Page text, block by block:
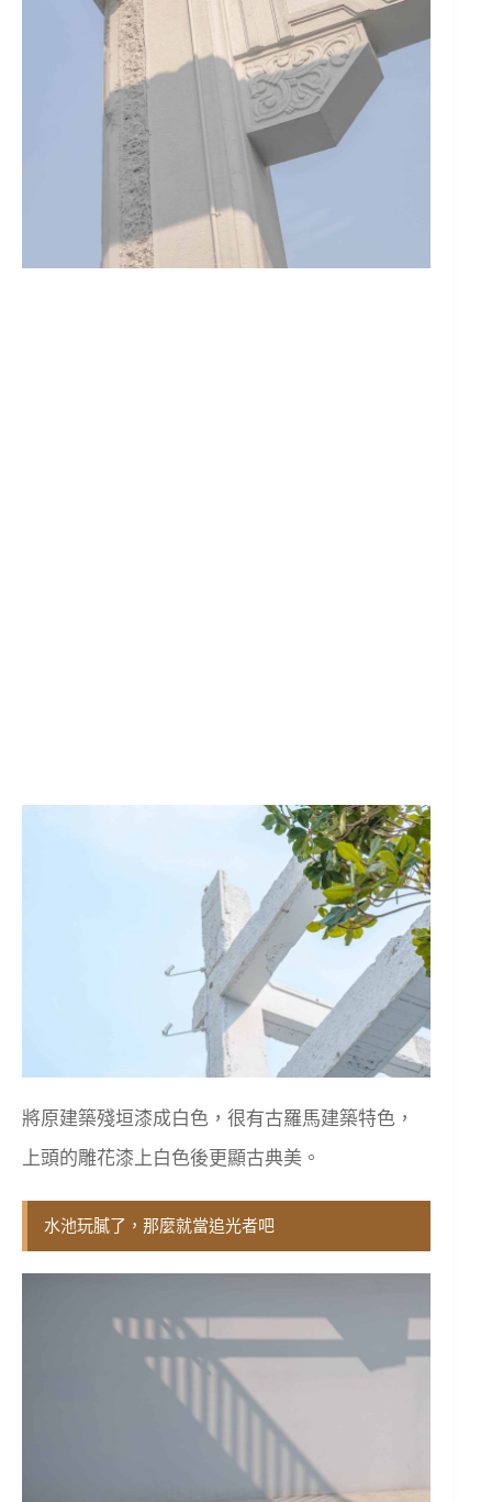
將原建築殘垣漆成白色，很有古羅馬建築特色，
上頭的雕花漆上白色後更顯古典美。
水池玩膩了，那麼就當追光者吧